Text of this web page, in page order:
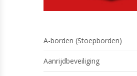
A-borden (Stoepborden)
Aanrijdbeveiliging